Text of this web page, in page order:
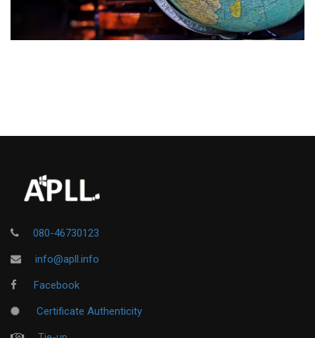
080-46730123
info@apll.info
Facebook
Certificate Authenticity